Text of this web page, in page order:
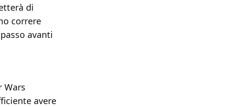
di
correre
avanti
Wars
avere